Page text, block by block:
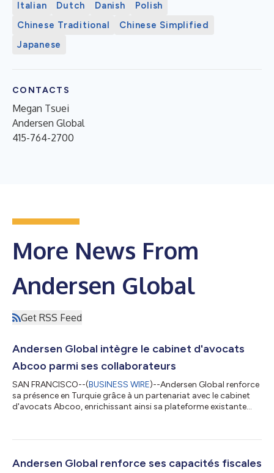
Italian Dutch Danish
Polish
Chinese Traditional
Chinese Simplified
Japanese
CONTACTS
Megan Tsuei
Andersen Global
415-764-2700
More News From
Andersen Global
Get RSS Feed
Andersen Global intègre le cabinet d'avocats
Abcoo parmi ses collaborateurs
SAN FRANCISCO--(BUSINESS WIRE)--Andersen Global renforce
sa présence en Turquie grâce à un partenariat avec le cabinet
d'avocats Abcoo, enrichissant ainsi sa plateforme existante
internationaux dans de nombreux domaines juridiques, grâce à
la construction, en règlement des litiges, en droit du travail, en
Andersen Global renforce ses capacités fiscales